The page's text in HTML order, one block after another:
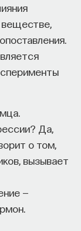
Да,
о том,
вызывает
—